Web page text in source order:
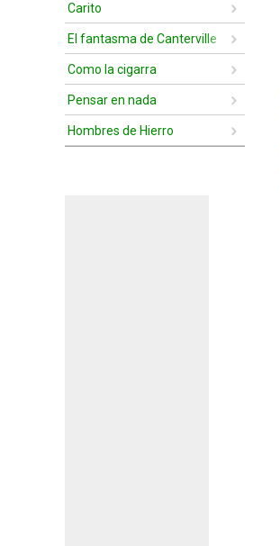
Carito
El fantasma de Canterville
Como la cigarra
Pensar en nada
Hombres de Hierro